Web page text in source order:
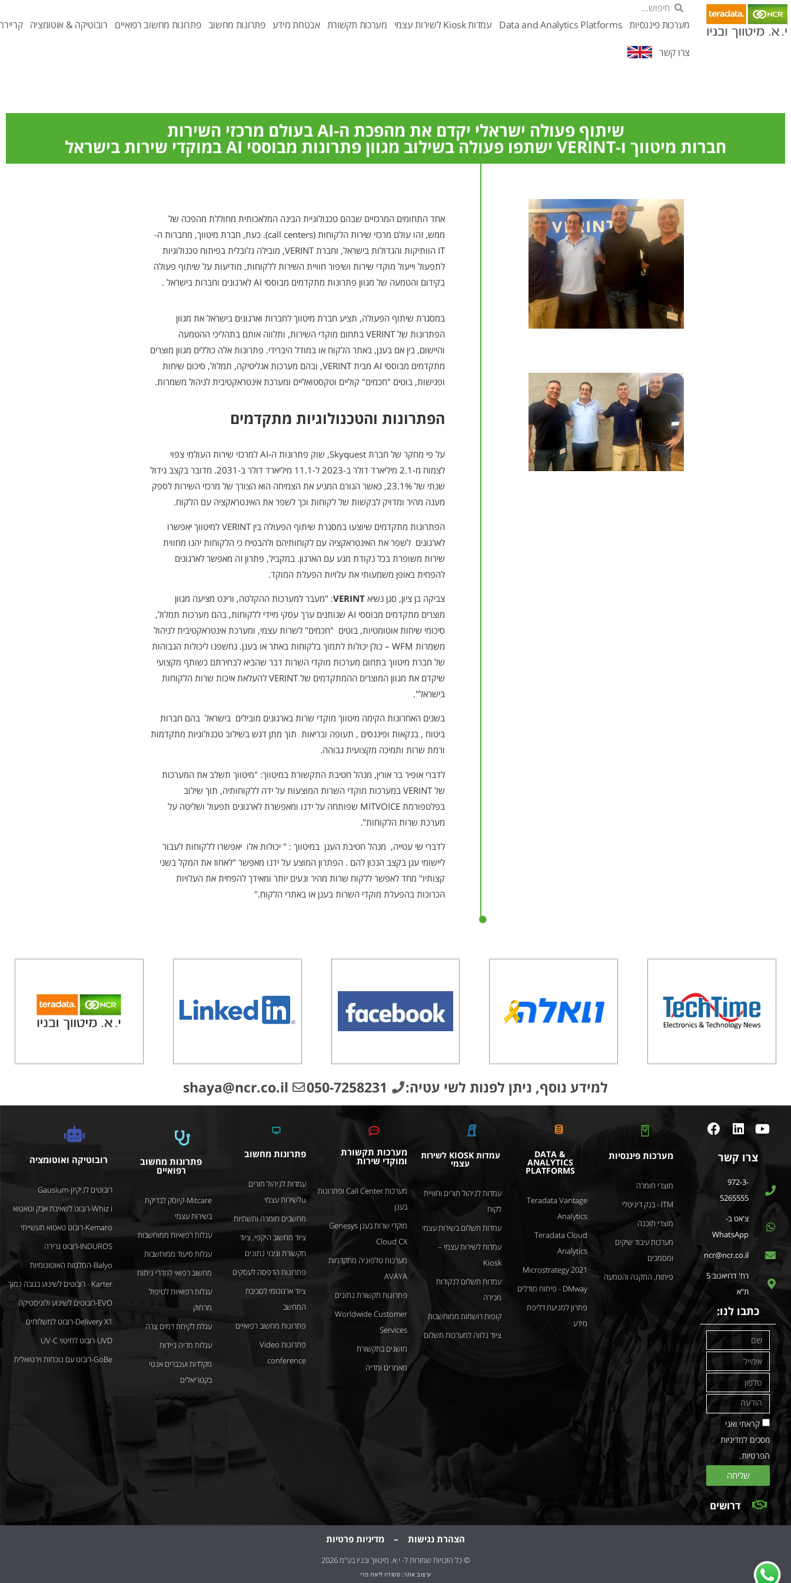
מערכות פיננסיות Data and Analytics Platforms עמדות Kiosk לשירות עצמי מערכות תקשורת אבטחת מידע פתרונות מחשוב פתרונות מחשוב רפואיים רובוטיקה & אוטומציה
צרו קשר
שיתוף פעולה ישראלי יקדם את מהפכת ה-AI בעולם מרכזי השירות
חברות מיטווך ו-VERINT ישתפו פעולה בשילוב מגוון פתרונות מבוססי AI במוקדי שירות בישראל
אחד התחומים המרכזיים שבהם טכנולוגיית הבינה המלאכותית מחוללת מהפכה של
ממש, זהו עולם מרכזי שירות הלקוחות (call centers). כעת, חברת מיטווך, מחברות ה-
IT הוותיקות והגדולות בישראל, וחברת VERINT, מובילה גלובלית בפיתוח טכנולוגיות
לתפעול וייעול מוקדי שירות ושיפור חוויית השירות ללקוחות, מודיעות על שיתוף פעולה
בקידום והטמעה של מגוון פתרונות מתקדמים מבוססי AI לארגונים וחברות בישראל .
במסגרת שיתוף הפעולה, תציע חברת מיטווך לחברות וארגונים בישראל את מגוון
הפתרונות של VERINT בתחום מוקדי השירות, ותלווה אותם בתהליכי ההטמעה
והיישום, בין אם בענן, באתר הלקוח או במודל היברידי. פתרונות אלה כוללים מגוון מוצרים
מתקדמים מבוססי AI מבית VERINT, ובהם מערכות אנליטיקה, תמלול, סיכום שיחות
ופגישות, בוטים "חכמים" קוליים וטקסטואליים ומערכת אינטראקטיבית לניהול משמרות.
הפתרונות והטכנולוגיות מתקדמים
על פי מחקר של חברת Skyquest, שוק פתרונות ה-AI למרכזי שירות העולמי צפוי
לצמוח מ-2.1 מיליארד דולר ב-2023 ל-11.1 מיליארד דולר ב-2031. מדובר בקצב גידול
שנתי של 23.1%, כאשר הגורם המניע את הצמיחה הוא הצורך של מרכזי השירות לספק
מענה מהיר ומדויק לבקשות של לקוחות וכך לשפר את האינטראקציה עם הלקוח.
הפתרונות מתקדמים שיוצעו במסגרת שיתוף הפעולה בין VERINT למיטווך יאפשרו
לארגונים לשפר את האינטראקציה עם לקוחותיהם ולהבטיח כי הלקוחות יהנו מחווית
שירות משופרת בכל נקודת מגע עם הארגון. במקביל, פתרון זה מאפשר לארגונים
להפחית באופן משמעותי את עלויות הפעלת המוקד.
צביקה בן ציון, סגן נשיאVERINT: "מעבר למערכות ההקלטה, ורינט מציעה מגוון
מוצרים מתקדמים מבוססי AI שנותנים ערך עסקי מיידי ללקוחות, בהם מערכות תמלול,
סיכומי שיחות אוטומטיות, בוטים "חכמים" לשרות עצמי, ומערכת אינטראקטיבית לניהול
משמרות WFM – כולן יכולות לתמוך בלקוחות באתר או בענן. נחשפנו ליכולות הגבוהות
של חברת מיטווך בתחום מערכות מוקדי השרות דבר שהביא לבחירתם כשותף מקצועי
שיקדם את מגוון המוצרים ההמתקדמים של VERINT להעלאת איכות שרות הלקוחות
בישראל".
בשנים האחרונות הקימה מיטווך מוקדי שרות בארגונים מובילים בישראל בהם חברות
ביטוח , בנקאות ופיננסים , תעופה ובריאות תוך מתן דגש בשילוב טכנולוגיות מתקדמות
ורמת שרות ותמיכה מקצועית גבוהה.
לדברי אופיר בר אורין, מנהל חטיבת התקשורת במיטווך: "מיטווך תשלב את המערכות
של VERINT במערכות מוקדי השרות המוצעות על ידה ללקוחותיה, תוך שילוב
בפלטפורמת MITVOICE שפותחה על ידנו ומאפשרת לארגונים תפעול ושליטה על
מערכת שרות הלקוחות".
לדברי שי עטייה, מנהל חטיבת הענן במיטווך : " יכולות אלו יאפשרו ללקוחות לעבור
ליישומי ענן בקצב הנכון להם . הפתרון המוצע על ידנו מאפשר "לאחוז את המקל בשני
קצותיו" מחד לאפשר ללקוח שרות מהיר ונעים יותר ומאידך להפחית את העלויות
הכרוכות בהפעלת מוקדי השרות בענן או באתרי הלקוח."
למידע נוסף, ניתן לפנות לשי עטיה: 050-7258231
shaya@ncr.co.il
צרו קשר
972-3-
5265555
צ'אט ב-
WhatsApp
ncr@ncr.co.il
רח' דרויאנוב 5
ת"א
כתבו לנו:
קראתי ואני
מסכים למדיניות
הפרטיות.
שליחה
דרושים
מערכות פיננסיות
מוצרי חומרה
ITM - בנק דיגיטלי
מוצרי תוכנה
מערכות עיבוד שיקים
ומסמכים
פיתוח, התקנה והטמעה
DATA &
ANALYTICS
PLATFORMS
Teradata Vantage
Analytics
Teradata Cloud
Analytics
Microstrategy 2021
DMway - פיתוח מודלים
פתרון למניעת דליפת
מידע
עמדות KIOSK לשירות
עצמי
עמדות לניהול תורים וחוויית
לקוח
עמדות תשלום בשירות עצמי
עמדות לשירות עצמי –
Kiosk
עמדות תשלום לנקודות
מכירה
קופות רושמות ממוחשבות
ציוד נלווה למערכות תשלום
מערכות תקשורת
ומוקדי שירות
מערכות Call Center ופתרונות
בענן
מוקדי שרות בענן Genesys
Cloud CX
מערכות טלפוניה מתקדמות
AVAYA
פתרונות תקשורת נתונים
Worldwide Customer
Services
מושגים בתקשורת
מאמרים ומדיה
פתרונות מחשוב
עמדות לניהול תורים
uלשירות עצמי
מחשבים חומרה ותשתיות
ציוד מחשוב היקפי, ציוד
תקשורת וגיבוי נתונים
פתרונות הדפסה לעסקים
ציוד ארגונומי לסביבת
המחשב
פתרונות מחשוב רפואיים
פתרונות Video
conference
פתרונות מחשוב
רפואיים
Mitcare-קיוסק לבדיקת
בשירות עצמי
עגלות רפואיות ממוחשבות
עגלות סיעוד ממוחשבות
מחשוב רפואי לחדרי ניתוח
עגלות רפואיות לטיפול
מרחוק
עגלת לקיחת דמים צרה
עגלות מדיה ניידות
מקלדות ועכברים אנטי
בקטריאלים
רובוטיקה ואוטומציה
רובוטים לניקיון-Gausium
Whiz i-רובוט לשאיבת אבק וטאטוא
Kemaro-רובוט טאטוא תעשייתי
INDUROS-רובוט גרירה
Balyo-המלגזות האוטונומיות
Karter - רובוטים לשינוע בגובה נמוך
EVO-רובוטים לשינוע ולוגיסטיקה
Delivery X1-רובוט למשלוחים
UVD-רובוט לחיטוי UV-C
GoBe-רובוט עם נוכחות וירטואלית
הצהרת נגישות – מדיניות פרטיות
© כל הזכויות שמורות ל- י.א. מיטווך ובניו בע"מ 2026
עיצוב אתר: סטודיו ליאת פרי